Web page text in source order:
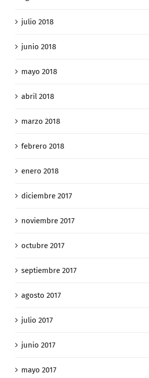
julio 2018
junio 2018
mayo 2018
abril 2018
marzo 2018
febrero 2018
enero 2018
diciembre 2017
noviembre 2017
octubre 2017
septiembre 2017
agosto 2017
julio 2017
junio 2017
mayo 2017